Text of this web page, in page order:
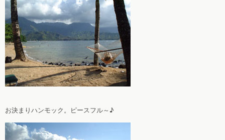
お決まりハンモック。ピースフル～♪